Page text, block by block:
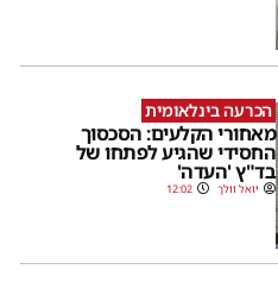
הכרעה בינלאומית
מאחורי הקלעים: הסכסוך
החסידי שהגיע לפתחו של
בד"ץ 'העדה'
יואל וולך 12:02